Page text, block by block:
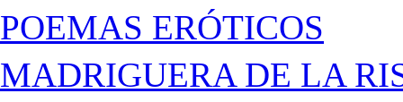
POEMAS ERÓTICOS
MADRIGUERA DE LA